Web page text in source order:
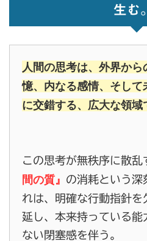
生む。
人間の思考は、外界か
憶、内なる感情、そし
に交錯する、広大な領域
この思考が無秩序に散乱
間の質』
の消耗という深
れは、明確な行動指針
延し、本来持っている能
ない閉塞感を伴う。